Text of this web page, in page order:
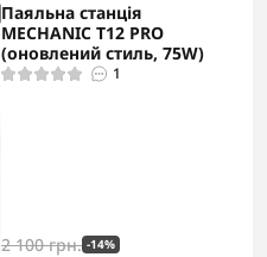
Паяльна станція
MECHANIC T12 PRO
(оновлений стиль, 75W)
1
2 100 грн. -14%